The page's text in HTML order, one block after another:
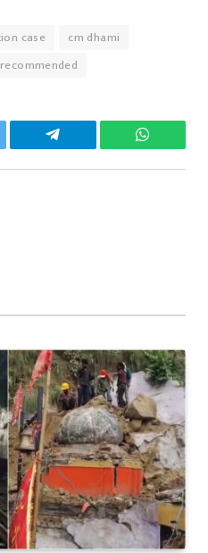
case
cm dhami
recommended
Telegram